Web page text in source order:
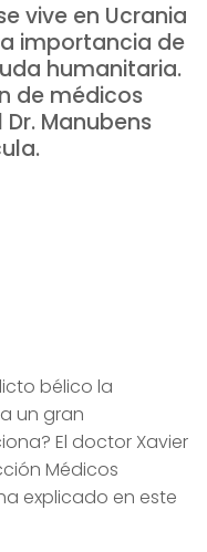
vive en Ucrania
importancia de
humanitaria.
de médicos
Manubens
bélico la
un gran
El doctor Xavier
Médicos
explicado en este